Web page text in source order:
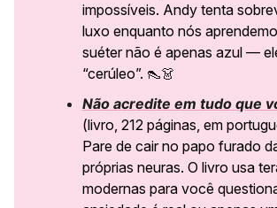
impossíveis. Andy tenta
luxo enquanto nós
suéter não é apenas azul —
“cerúleo”. 👠👗
Não acredite em tudo que
(livro, 212 páginas, em
Pare de cair no papo furado
próprias neuras. O livro usa
modernas para você